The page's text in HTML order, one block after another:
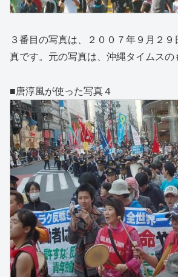
３番目の写真は、２００７年９月２
真です。元の写真は、沖縄タイムスの
■唐淳風が使った写真４